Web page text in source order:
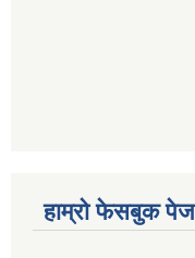
हाम्रो फेसबुक पेज